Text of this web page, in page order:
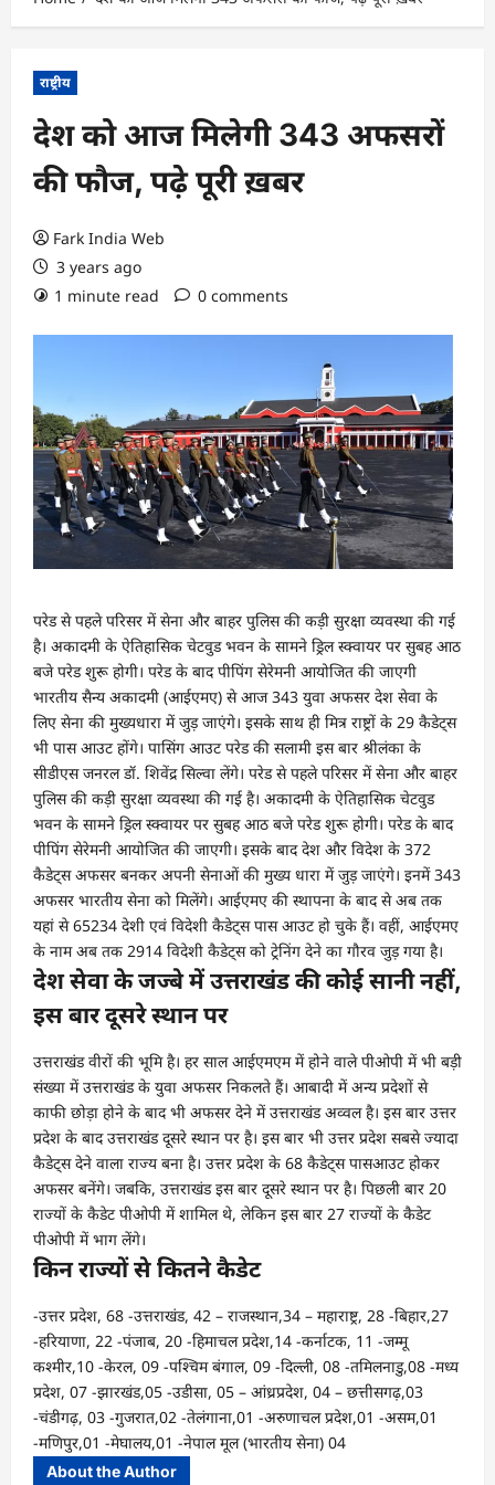
राष्ट्रीय
देश को आज मिलेगी 343 अफसरों
की फौज, पढ़े पूरी ख़बर
Fark India Web
3 years ago
1 minute read
0 comments
परेड से पहले परिसर में सेना और बाहर पुलिस की कड़ी सुरक्षा व्यवस्था की गई
है। अकादमी के ऐतिहासिक चेटवुड भवन के सामने ड्रिल स्क्वायर पर सुबह आठ
बजे परेड शुरू होगी। परेड के बाद पीपिंग सेरेमनी आयोजित की जाएगी
भारतीय सैन्य अकादमी (आईएमए) से आज 343 युवा अफसर देश सेवा के
लिए सेना की मुख्यधारा में जुड़ जाएंगे। इसके साथ ही मित्र राष्ट्रों के 29 कैडेट्स
भी पास आउट होंगे। पासिंग आउट परेड की सलामी इस बार श्रीलंका के
सीडीएस जनरल डॉ. शिवेंद्र सिल्वा लेंगे। परेड से पहले परिसर में सेना और बाहर
पुलिस की कड़ी सुरक्षा व्यवस्था की गई है। अकादमी के ऐतिहासिक चेटवुड
भवन के सामने ड्रिल स्क्वायर पर सुबह आठ बजे परेड शुरू होगी। परेड के बाद
पीपिंग सेरेमनी आयोजित की जाएगी। इसके बाद देश और विदेश के 372
कैडेट्स अफसर बनकर अपनी सेनाओं की मुख्य धारा में जुड़ जाएंगे। इनमें 343
अफसर भारतीय सेना को मिलेंगे। आईएमए की स्थापना के बाद से अब तक
यहां से 65234 देशी एवं विदेशी कैडेट्स पास आउट हो चुके हैं। वहीं, आईएमए
के नाम अब तक 2914 विदेशी कैडेट्स को ट्रेनिंग देने का गौरव जुड़ गया है।
देश सेवा के जज्बे में उत्तराखंड की कोई सानी नहीं,
इस बार दूसरे स्थान पर
उत्तराखंड वीरों की भूमि है। हर साल आईएमएम में होने वाले पीओपी में भी बड़ी
संख्या में उत्तराखंड के युवा अफसर निकलते हैं। आबादी में अन्य प्रदेशों से
काफी छोड़ा होने के बाद भी अफसर देने में उत्तराखंड अव्वल है। इस बार उत्तर
प्रदेश के बाद उत्तराखंड दूसरे स्थान पर है। इस बार भी उत्तर प्रदेश सबसे ज्यादा
कैडेट्स देने वाला राज्य बना है। उत्तर प्रदेश के 68 कैडेट्स पासआउट होकर
अफसर बनेंगे। जबकि, उत्तराखंड इस बार दूसरे स्थान पर है। पिछली बार 20
राज्यों के कैडेट पीओपी में शामिल थे, लेकिन इस बार 27 राज्यों के कैडेट
पीओपी में भाग लेंगे।
किन राज्यों से कितने कैडेट
-उत्तर प्रदेश, 68 -उत्तराखंड, 42 – राजस्थान,34 – महाराष्ट्र, 28 -बिहार,27
-हरियाणा, 22 -पंजाब, 20 -हिमाचल प्रदेश,14 -कर्नाटक, 11 -जम्मू
कश्मीर,10 -केरल, 09 -पश्चिम बंगाल, 09 -दिल्ली, 08 -तमिलनाडु,08 -मध्य
प्रदेश, 07 -झारखंड,05 -उडीसा, 05 – आंध्रप्रदेश, 04 – छत्तीसगढ़,03
-चंडीगढ़, 03 -गुजरात,02 -तेलंगाना,01 -अरुणाचल प्रदेश,01 -असम,01
-मणिपुर,01 -मेघालय,01 -नेपाल मूल (भारतीय सेना) 04
About the Author